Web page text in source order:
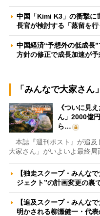
中国「Kimi K3」の衝撃
長官が検討する「蒸留を
中国経済“予想外の低成
方針の修正で成長加速が
「みんなで大家さ
《ついに見
ん」2000億
ら…
本誌『週刊ポスト』が追及
大家さん」がいよいよ最終局
【独走スクープ・みんな
ジェクト”の計画変更の裏
【追及スクープ・みんな
明かされる柳瀬健一・代